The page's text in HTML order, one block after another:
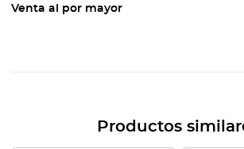
Venta al por mayor
Productos